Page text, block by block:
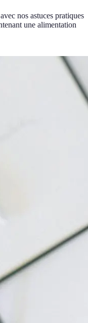
nos astuces pratiques
une alimentation